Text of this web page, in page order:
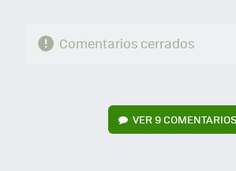
Comentarios cerrados
VER9 COMENTARIOS